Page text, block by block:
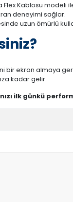
Flex Kablosu
deneyimi sağlar.
uzun ömürlü
bir ekran almaya
kadar gelir.
ilk günkü